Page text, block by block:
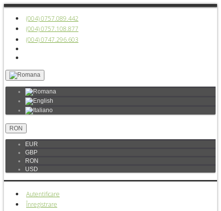
(004) 0757.089.442
(004) 0757.108.877
(004) 0747.296.603
RON
EUR
GBP
RON
USD
Autentificare
Înregistrare